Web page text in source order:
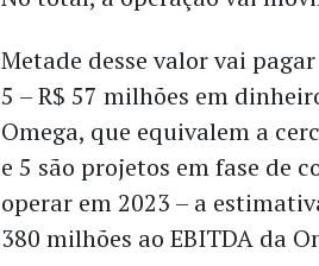
Metade desse valor vai
5 – R$ 57 milhões em
Omega, que equivalem a
e 5 são projetos em fase de
operar em 2023 – a
380 milhões ao EBITDA da